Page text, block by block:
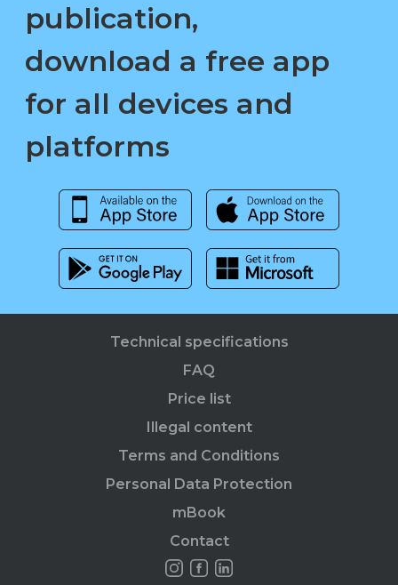
publication,
download a free app
for all devices and
platforms
Technical specifications
FAQ
Price list
Illegal content
Terms and Conditions
Personal Data Protection
mBook
Contact